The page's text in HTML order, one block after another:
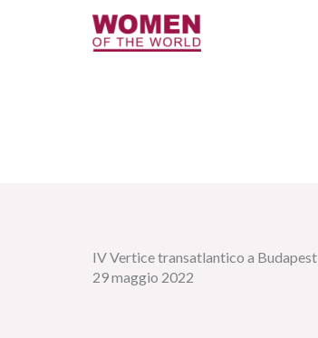
IV Vertice transatlantico a Budapest
29 maggio 2022